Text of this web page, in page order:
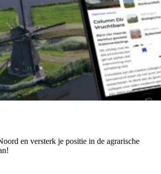
en versterk je positie in de agrarische